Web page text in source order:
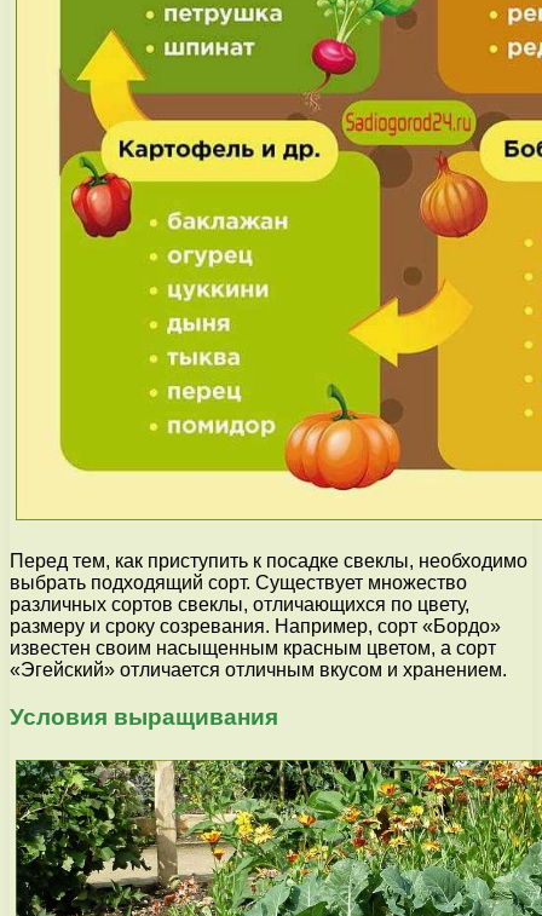
Перед тем, как приступить к посадке свеклы, необходимо
выбрать подходящий сорт. Существует множество
различных сортов свеклы, отличающихся по цвету,
размеру и сроку созревания. Например, сорт «Бордо»
известен своим насыщенным красным цветом, а сорт
«Эгейский» отличается отличным вкусом и хранением.
Условия выращивания